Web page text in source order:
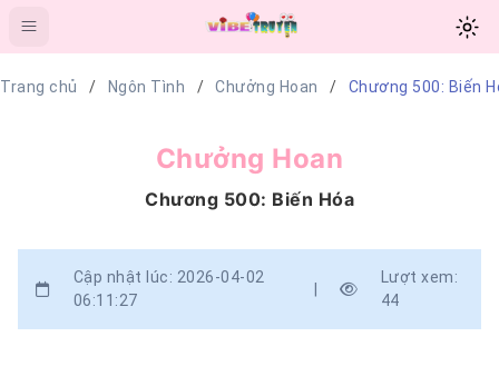
Trang chủ Ngôn Tình Chưởng Hoan Chương 500: Biến
Chưởng Hoan
Chương 500: Biến Hóa
Cập nhật lúc: 2026-04-02
06:11:27
|
Lượt xem:
44